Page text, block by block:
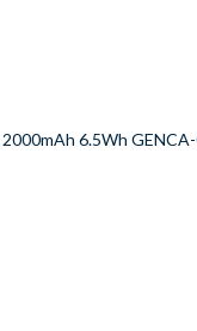
6.5Wh